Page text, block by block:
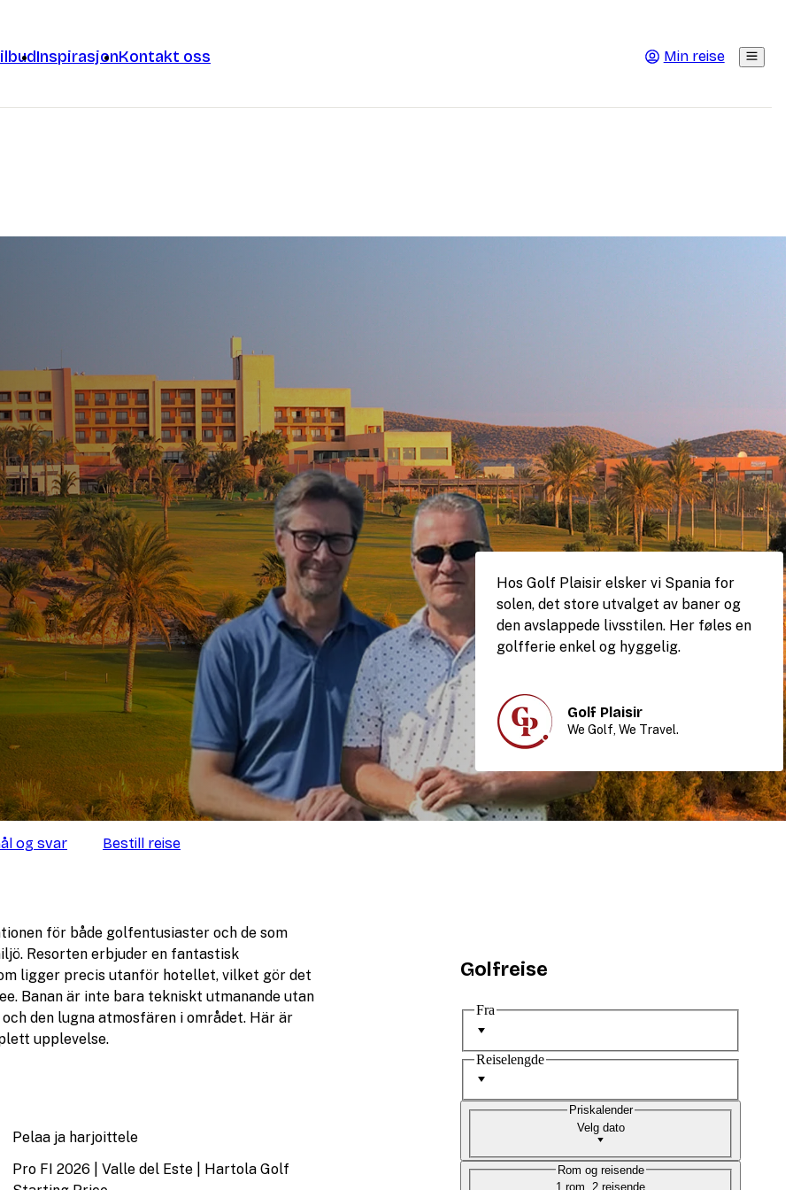
InspirasjonKontakt oss Min reise
Hos Golf Plaisir elsker vi Spania for
solen, det store utvalget av baner og
den avslappede livsstilen. Her føles en
golfferie enkel og hyggelig.
Golf Plaisir
We Golf, We Travel.
og svar Bestill reise
för både golfentusiaster och de som
Resorten erbjuder en fantastisk
ligger precis utanför hotellet, vilket gör det
Banan är inte bara tekniskt utmanande utan
den lugna atmosfären i området. Här är
upplevelse.
Pelaa ja harjoittele
Pro FI 2026 | Valle del Este | Hartola Golf
Golfreise
Fra
Reiselengde
Velg dato
Priskalender
1 rom, 2 reisende
Rom og reisende